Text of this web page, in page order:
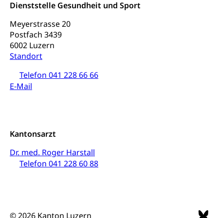
Dienststelle Gesundheit und Sport
Meyerstrasse 20
Postfach 3439
6002 Luzern
Standort
Telefon 041 228 66 66
E-Mail
Kantonsarzt
Dr. med. Roger Harstall
Telefon 041 228 60 88
© 2026 Kanton Luzern
Archiv der Denkmalpflege
Dienststelle Kultur
Kunst & Kultur (Luzern Tourismus)
Kulturförderung
Kulturpolitik, Sprachförderung, Denkmalpflege,
kulturelles Angebot, Kulturerbe, kulturelles Erbe,
Nachwuchsförderung, Vermittlung, Selektive
Förderung, Kulturausschreibungen, Kulturpreis,
Werkbeitrag, Produktionsbeitrag, Recherche,
Bildende Kunst, Angewandte Kunst, Theater/Tanz,
Musik, Entwicklung, Programmbeiträge,
Filmförderung, Regionale Förderfonds,
Zentralschweizer Filmförderung
Mobilität